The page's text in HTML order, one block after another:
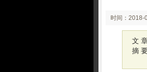
时间：2018-
02:08
文
摘